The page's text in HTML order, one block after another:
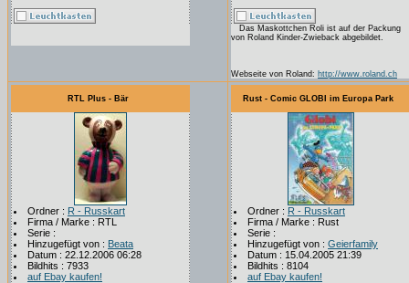
Das Maskottchen Roli ist auf der Packung
von Roland Kinder-Zwieback abgebildet.
Webseite von Roland: http://www.roland.ch
RTL Plus - Bär
Ordner : R - Russkart
Firma / Marke : RTL
Serie :
Hinzugefügt von : Beata
Datum : 22.12.2006 06:28
Bildhits : 7933
auf Ebay kaufen!
Rust - Comic GLOBI im Europa Park
Ordner : R - Russkart
Firma / Marke : Rust
Serie :
Hinzugefügt von : Geierfamily
Datum : 15.04.2005 21:39
Bildhits : 8104
auf Ebay kaufen!